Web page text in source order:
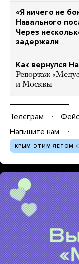
«Я ничего не
Навального
Через
задержали
Как вернулся
Репортаж
и Москвы
Телеграм
Напишите нам
КРЫМ ЭТИМ ЛЕТОМ